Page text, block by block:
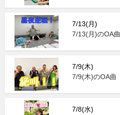
7/13(月)
7/13(月)のOA曲
7/9(木)
7/9(木)のOA曲
7/8(水)